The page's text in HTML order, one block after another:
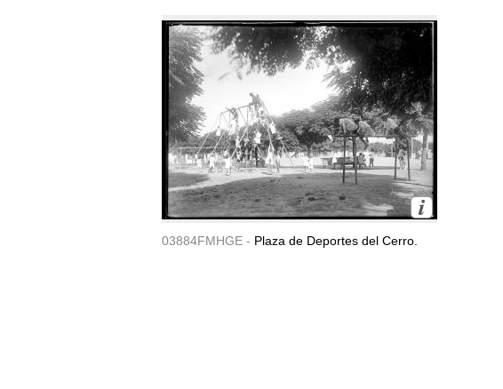
03884FMHGE - Plaza de Deportes del Cerro.